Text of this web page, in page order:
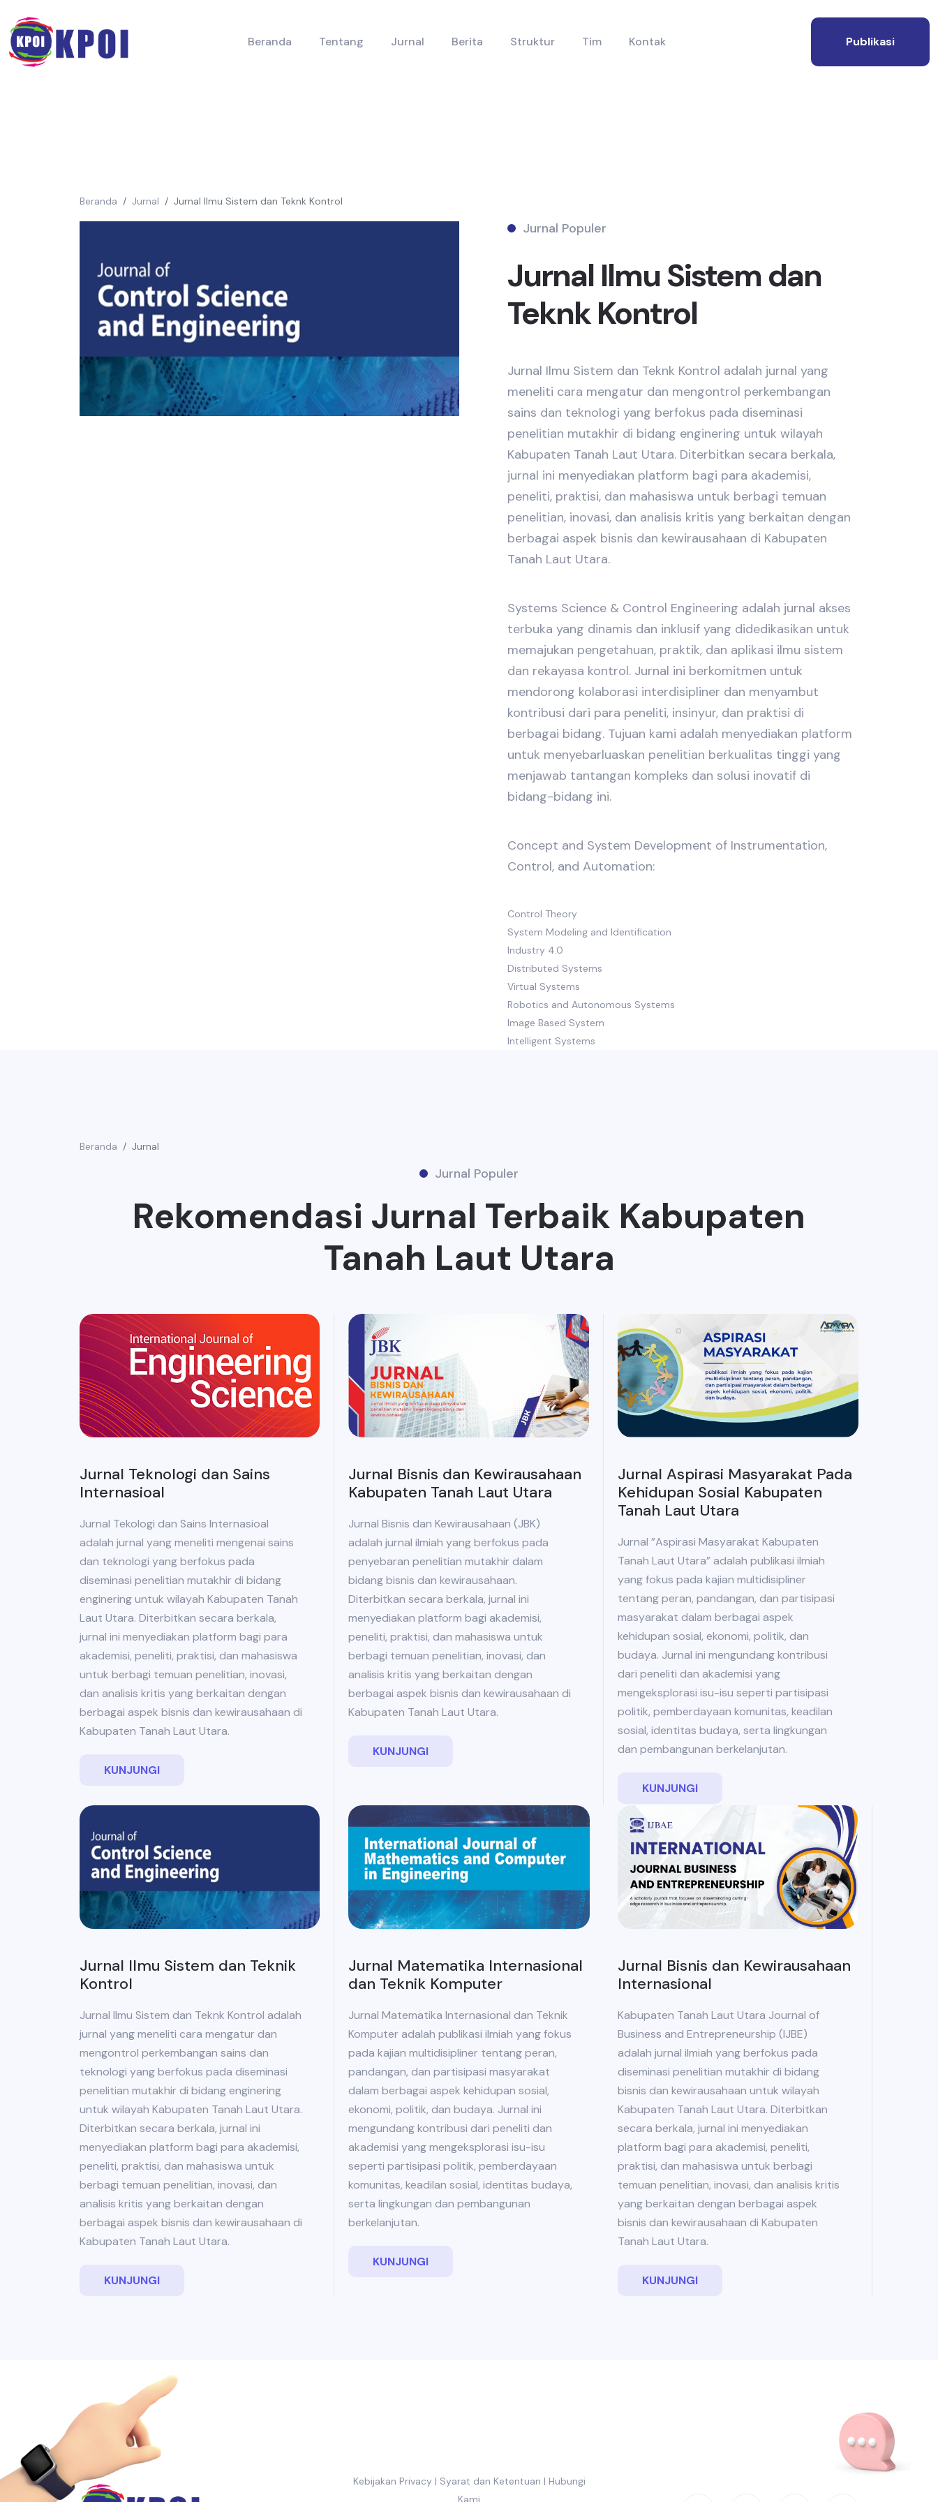
Beranda Tentang Jurnal Berita Struktur Tim Kontak Publikasi
Beranda Jurnal Jurnal Ilmu Sistem dan Teknk Kontrol
Jurnal Populer
Jurnal Ilmu Sistem dan
Teknk Kontrol
Jurnal Ilmu Sistem dan Teknk Kontrol adalah jurnal yang
meneliti cara mengatur dan mengontrol perkembangan
sains dan teknologi yang berfokus pada diseminasi
penelitian mutakhir di bidang enginering untuk wilayah
Kabupaten Tanah Laut Utara. Diterbitkan secara berkala,
jurnal ini menyediakan platform bagi para akademisi,
peneliti, praktisi, dan mahasiswa untuk berbagi temuan
penelitian, inovasi, dan analisis kritis yang berkaitan dengan
berbagai aspek bisnis dan kewirausahaan di Kabupaten
Tanah Laut Utara.
Systems Science & Control Engineering adalah jurnal akses
terbuka yang dinamis dan inklusif yang didedikasikan untuk
memajukan pengetahuan, praktik, dan aplikasi ilmu sistem
dan rekayasa kontrol. Jurnal ini berkomitmen untuk
mendorong kolaborasi interdisipliner dan menyambut
kontribusi dari para peneliti, insinyur, dan praktisi di
berbagai bidang. Tujuan kami adalah menyediakan platform
untuk menyebarluaskan penelitian berkualitas tinggi yang
menjawab tantangan kompleks dan solusi inovatif di
bidang-bidang ini.
Concept and System Development of Instrumentation,
Control, and Automation:
Control Theory
System Modeling and Identification
Industry 4.0
Distributed Systems
Virtual Systems
Robotics and Autonomous Systems
Image Based System
Intelligent Systems
Beranda Jurnal
Jurnal Populer
Rekomendasi Jurnal Terbaik Kabupaten
Tanah Laut Utara
Jurnal Teknologi dan Sains
Internasioal
Jurnal Tekologi dan Sains Internasioal
adalah jurnal yang meneliti mengenai sains
dan teknologi yang berfokus pada
diseminasi penelitian mutakhir di bidang
enginering untuk wilayah Kabupaten Tanah
Laut Utara. Diterbitkan secara berkala,
jurnal ini menyediakan platform bagi para
akademisi, peneliti, praktisi, dan mahasiswa
untuk berbagi temuan penelitian, inovasi,
dan analisis kritis yang berkaitan dengan
berbagai aspek bisnis dan kewirausahaan di
Kabupaten Tanah Laut Utara.
KUNJUNGI
Jurnal Bisnis dan Kewirausahaan
Kabupaten Tanah Laut Utara
Jurnal Bisnis dan Kewirausahaan (JBK)
adalah jurnal ilmiah yang berfokus pada
penyebaran penelitian mutakhir dalam
bidang bisnis dan kewirausahaan.
Diterbitkan secara berkala, jurnal ini
menyediakan platform bagi akademisi,
peneliti, praktisi, dan mahasiswa untuk
berbagi temuan penelitian, inovasi, dan
analisis kritis yang berkaitan dengan
berbagai aspek bisnis dan kewirausahaan di
Kabupaten Tanah Laut Utara.
KUNJUNGI
Jurnal Aspirasi Masyarakat Pada
Kehidupan Sosial Kabupaten
Tanah Laut Utara
Jurnal ”Aspirasi Masyarakat Kabupaten
Tanah Laut Utara” adalah publikasi ilmiah
yang fokus pada kajian multidisipliner
tentang peran, pandangan, dan partisipasi
masyarakat dalam berbagai aspek
kehidupan sosial, ekonomi, politik, dan
budaya. Jurnal ini mengundang kontribusi
dari peneliti dan akademisi yang
mengeksplorasi isu-isu seperti partisipasi
politik, pemberdayaan komunitas, keadilan
sosial, identitas budaya, serta lingkungan
dan pembangunan berkelanjutan.
KUNJUNGI
Jurnal Ilmu Sistem dan Teknik
Kontrol
Jurnal Ilmu Sistem dan Teknk Kontrol adalah
jurnal yang meneliti cara mengatur dan
mengontrol perkembangan sains dan
teknologi yang berfokus pada diseminasi
penelitian mutakhir di bidang enginering
untuk wilayah Kabupaten Tanah Laut Utara.
Diterbitkan secara berkala, jurnal ini
menyediakan platform bagi para akademisi,
peneliti, praktisi, dan mahasiswa untuk
berbagi temuan penelitian, inovasi, dan
analisis kritis yang berkaitan dengan
berbagai aspek bisnis dan kewirausahaan di
Kabupaten Tanah Laut Utara.
KUNJUNGI
Jurnal Matematika Internasional
dan Teknik Komputer
Jurnal Matematika Internasional dan Teknik
Komputer adalah publikasi ilmiah yang fokus
pada kajian multidisipliner tentang peran,
pandangan, dan partisipasi masyarakat
dalam berbagai aspek kehidupan sosial,
ekonomi, politik, dan budaya. Jurnal ini
mengundang kontribusi dari peneliti dan
akademisi yang mengeksplorasi isu-isu
seperti partisipasi politik, pemberdayaan
komunitas, keadilan sosial, identitas budaya,
serta lingkungan dan pembangunan
berkelanjutan.
KUNJUNGI
Jurnal Bisnis dan Kewirausahaan
Internasional
Kabupaten Tanah Laut Utara Journal of
Business and Entrepreneurship (IJBE)
adalah jurnal ilmiah yang berfokus pada
diseminasi penelitian mutakhir di bidang
bisnis dan kewirausahaan untuk wilayah
Kabupaten Tanah Laut Utara. Diterbitkan
secara berkala, jurnal ini menyediakan
platform bagi para akademisi, peneliti,
praktisi, dan mahasiswa untuk berbagi
temuan penelitian, inovasi, dan analisis kritis
yang berkaitan dengan berbagai aspek
bisnis dan kewirausahaan di Kabupaten
Tanah Laut Utara.
KUNJUNGI
Kebijakan Privacy| Syarat dan Ketentuan | Hubungi
Kami